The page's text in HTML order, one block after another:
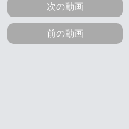
次の動画
前の動画